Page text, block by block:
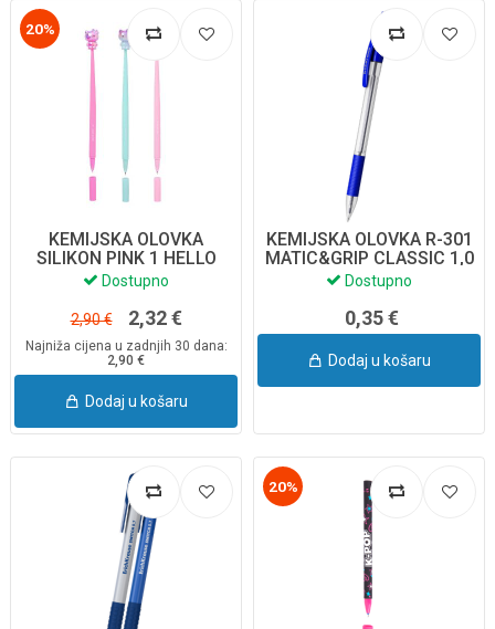
20%
KEMIJSKA OLOVKA
SILIKON PINK 1 HELLO
KITTY 10692PTR
Dostupno
2,90 € 2,32 €
Najniža cijena u zadnjih 30 dana:
2,90 €
Dodaj u košaru
KEMIJSKA OLOVKA R-301
MATIC&GRIP CLASSIC 1,0
PLAVA 46758 E.
Dostupno
0,35 €
Dodaj u košaru
20%